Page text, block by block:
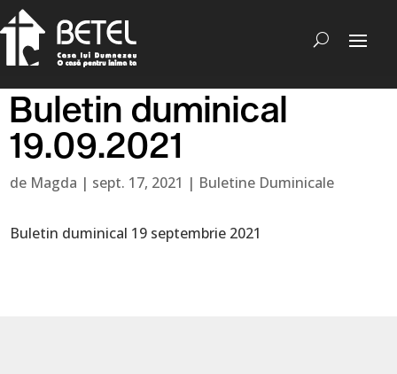
Buletin duminical
19.09.2021
de Magda | sept. 17, 2021 | Buletine Duminicale
Buletin duminical 19 septembrie 2021